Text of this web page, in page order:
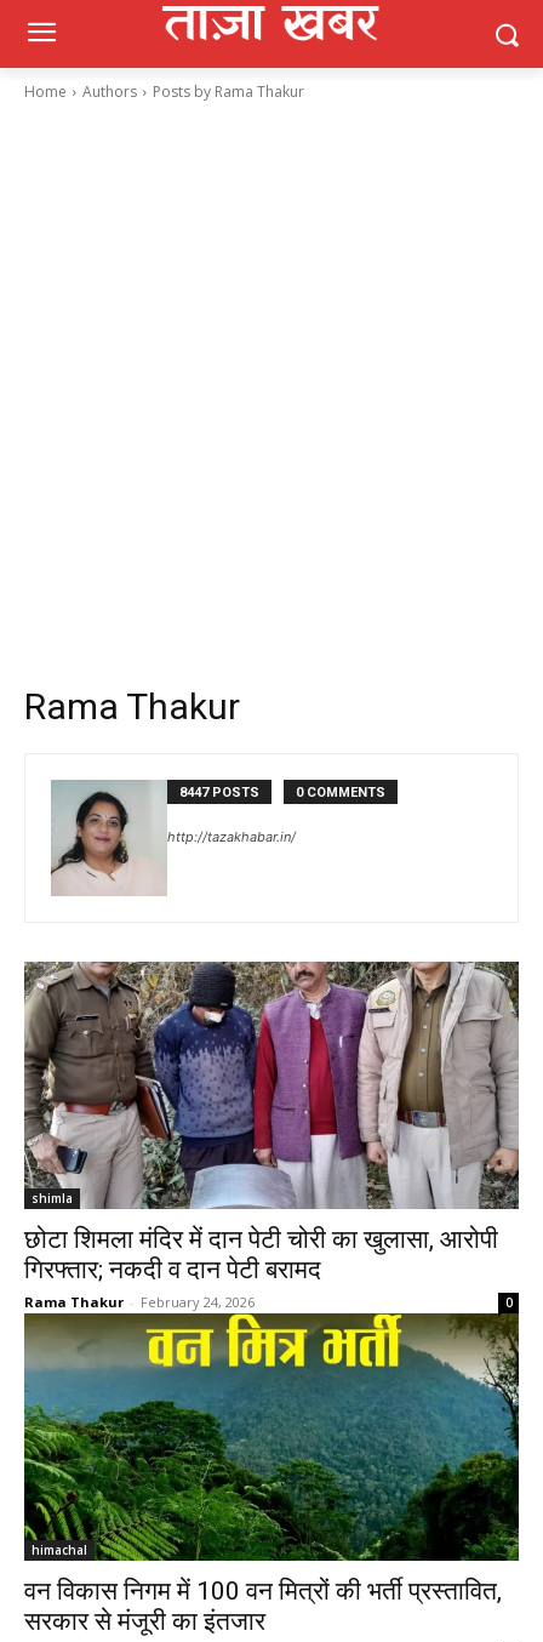
Home Authors Posts by Rama Thakur
Rama Thakur
8447 POSTS 0 COMMENTS
http://tazakhabar.in/
shimla
छोटा शिमला मंदिर में दान पेटी चोरी का खुलासा, आरोपी
गिरफ्तार; नकदी व दान पेटी बरामद
Rama Thakur - February 24, 2026 0
himachal
वन विकास निगम में 100 वन मित्रों की भर्ती प्रस्तावित,
सरकार से मंजूरी का इंतजार